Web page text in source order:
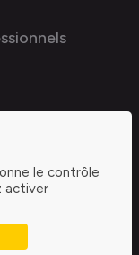
le contrôle
activer